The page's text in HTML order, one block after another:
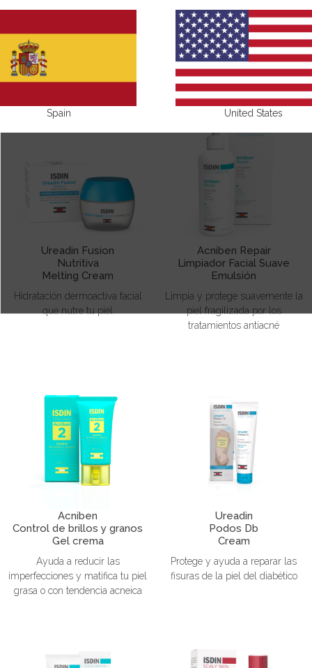
Ureadin Fusion
Nutritiva
Melting Cream
Hidratación dermoactiva facial
que nutre tu piel
Acniben Repair
Limpiador Facial Suave
Emulsión
Limpia y protege suavemente la
piel fragilizada por los
tratamientos antiacné
Acniben
Control de brillos y granos
Gel crema
Ayuda a reducir las
imperfecciones y matifica tu piel
grasa o con tendencia acneica
Ureadin
Podos Db
Cream
Protege y ayuda a reparar las
fisuras de la piel del diabético
Spain United States